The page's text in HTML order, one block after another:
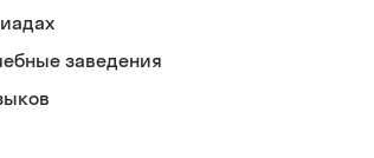
заведения